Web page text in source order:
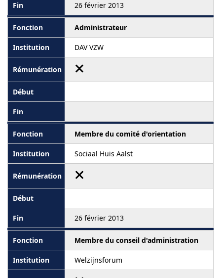
26 février 2013
Administrateur
DAV VZW
Membre du comité d'orientation
Sociaal Huis Aalst
26 février 2013
Membre du conseil d'administration
Welzijnsforum